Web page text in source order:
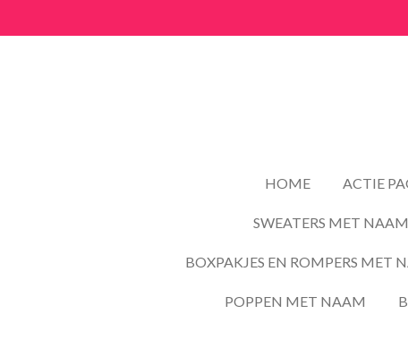
direct
HOME ACTIE
SWEATERS MET NAAM
BOXPAKJES EN ROMPERS MET
POPPEN MET NAAM